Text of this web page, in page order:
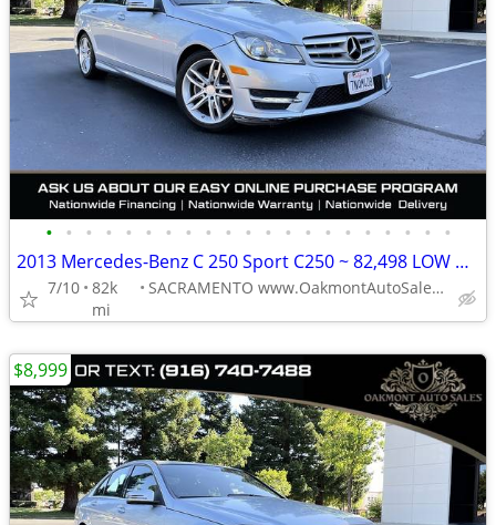
• • • • • • • • • • • • • • • • • • • • •
2013 Mercedes-Benz C 250 Sport C250 ~ 82,498 LOW MILES
7/10 82k
mi
SACRAMENTO www.OakmontAutoSales.com
$8,999